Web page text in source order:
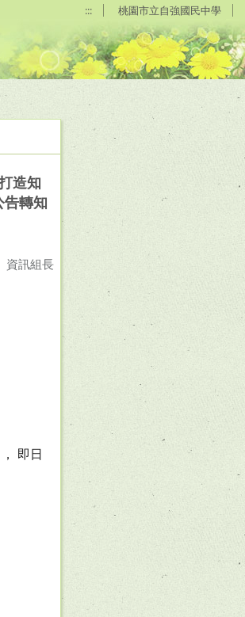
::: 桃園市立自強國民中學
造知
轉知
資訊組長
即日